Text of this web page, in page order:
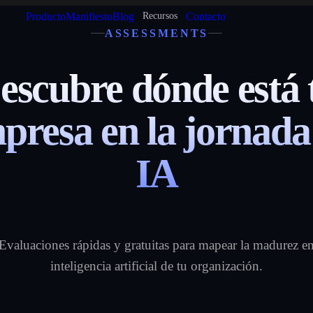
ProductoManifiestoBlog Recursos
Contacto
ASSESSMENTS
dónde está
en la
IA
rápidas y gratuitas para mapear la madurez
inteligencia artificial de tu organización.